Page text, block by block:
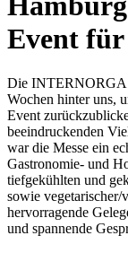
Event für
Die INTERNORGA
Wochen hinter uns,
Event
beeindruckenden
war die Messe ein
Gastronomie- und
tiefgekühlten und
sowie
hervorragende
und spannende